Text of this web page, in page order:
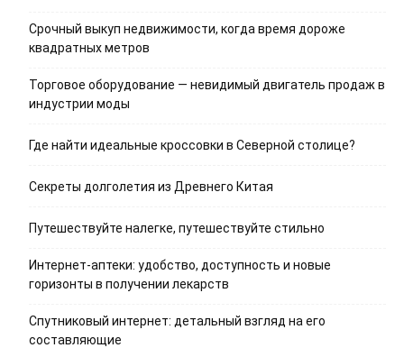
Срочный выкуп недвижимости, когда время дороже
квадратных метров
Торговое оборудование — невидимый двигатель продаж в
индустрии моды
Где найти идеальные кроссовки в Северной столице?
Секреты долголетия из Древнего Китая
Путешествуйте налегке, путешествуйте стильно
Интернет-аптеки: удобство, доступность и новые
горизонты в получении лекарств
Спутниковый интернет: детальный взгляд на его
составляющие